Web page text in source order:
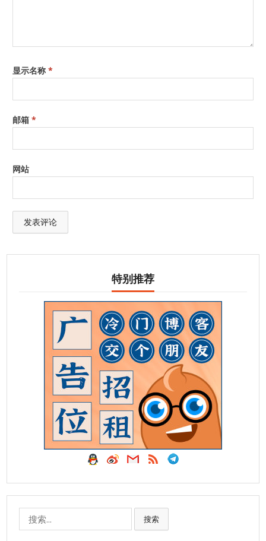
显示名称*
邮箱*
网站
特别推荐
搜索